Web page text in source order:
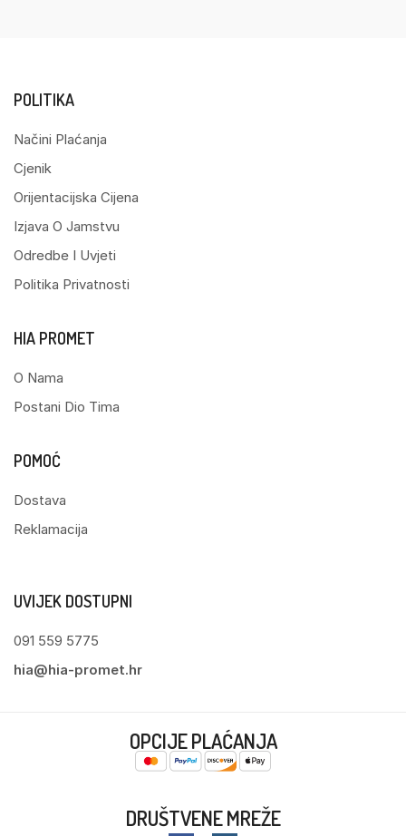
POLITIKA
Načini Plaćanja
Cjenik
Orijentacijska Cijena
Izjava O Jamstvu
Odredbe I Uvjeti
Politika Privatnosti
HIA PROMET
O Nama
Postani Dio Tima
POMOĆ
Dostava
Reklamacija
UVIJEK DOSTUPNI
091 559 5775
hia@hia-promet.hr
OPCIJE PLAĆANJA
DRUŠTVENE MREŽE